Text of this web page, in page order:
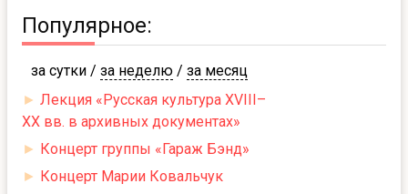
Популярное:
за сутки / за неделю / за месяц
► Лекция «Русская культура XVIII–
XX вв. в архивных документах»
► Концерт группы «Гараж Бэнд»
► Концерт Марии Ковальчук